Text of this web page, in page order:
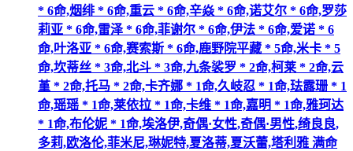
* 6命,烟绯 * 6命,重云 * 6命,辛焱 * 6命,诺艾尔 * 6命,罗莎
莉亚 * 6命,雷泽 * 6命,菲谢尔 * 6命,伊法 * 6命,爱诺 * 6
命,叶洛亚 * 6命,赛索斯 * 6命,鹿野院平藏 * 5命,米卡 * 5
命,坎蒂丝 * 3命,北斗 * 3命,九条裟罗 * 2命,柯莱 * 2命,云
堇 * 2命,托马 * 2命,卡齐娜 * 1命,久岐忍 * 1命,珐露珊 * 1
命,瑶瑶 * 1命,莱依拉 * 1命,卡维 * 1命,嘉明 * 1命,雅珂达
* 1命,布伦妮 * 1命,埃洛伊,奇偶·女性,奇偶·男性,绮良良,
多莉,欧洛伦,菲米尼,琳妮特,夏洛蒂,夏沃蕾,塔利雅 满命